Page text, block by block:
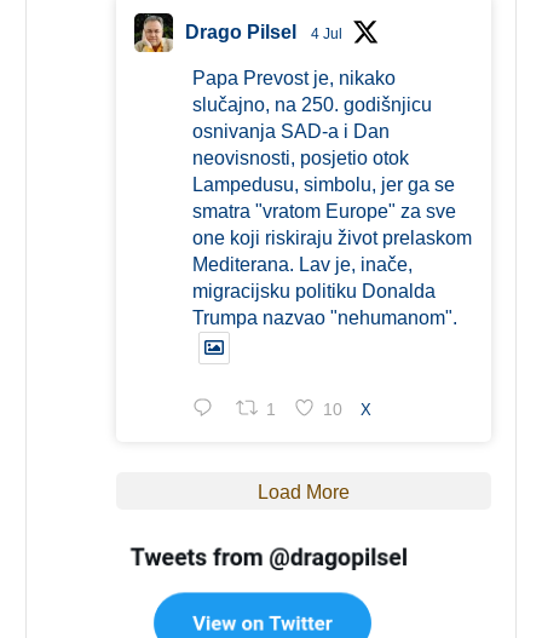
Drago Pilsel 4 Jul
Papa Prevost je, nikako
slučajno, na 250. godišnjicu
osnivanja SAD-a i Dan
neovisnosti, posjetio otok
Lampedusu, simbolu, jer ga se
smatra "vratom Europe" za sve
one koji riskiraju život prelaskom
Mediterana. Lav je, inače,
migracijsku politiku Donalda
Trumpa nazvao "nehumanom".
1 10 X
Load More